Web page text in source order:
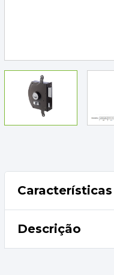
Características
Descrição